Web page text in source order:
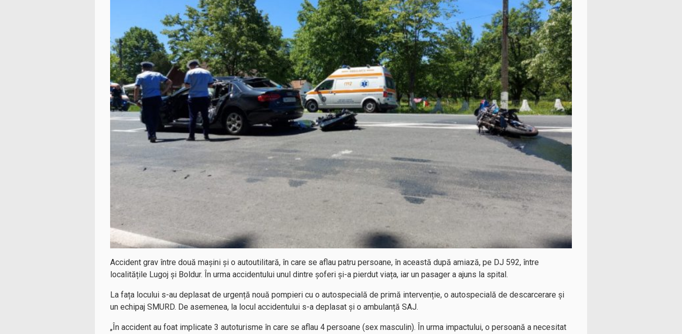
Accident grav între două mașini și o autoutilitară, în care se aflau patru persoane, în această după amiază, pe DJ 592, între
localitățile Lugoj și Boldur. În urma accidentului unul dintre șoferi și-a pierdut viața, iar un pasager a ajuns la spital.
La fața locului s-au deplasat de urgență nouă pompieri cu o autospecială de primă intervenție, o autospecială de descarcerare și
un echipaj SMURD. De asemenea, la locul accidentului s-a deplasat și o ambulanță SAJ.
„În accident au foat implicate 3 autoturisme în care se aflau 4 persoane (sex masculin). În urma impactului, o persoană a necesitat